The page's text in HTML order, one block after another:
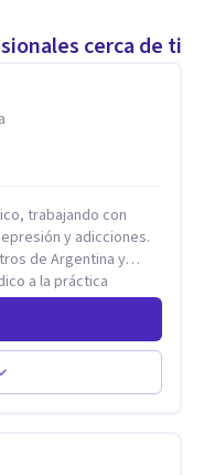
cerca de ti
trabajando con
de Argentina y
a la práctica
basadas en
Los
en brindar
que permitan
basadas en la